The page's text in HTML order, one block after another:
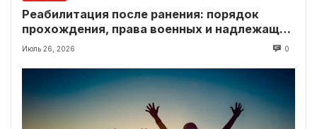
Реабилитация после ранения: порядок
прохождения, права военных и надлежащие
выплаты
Июль 26, 2026 0